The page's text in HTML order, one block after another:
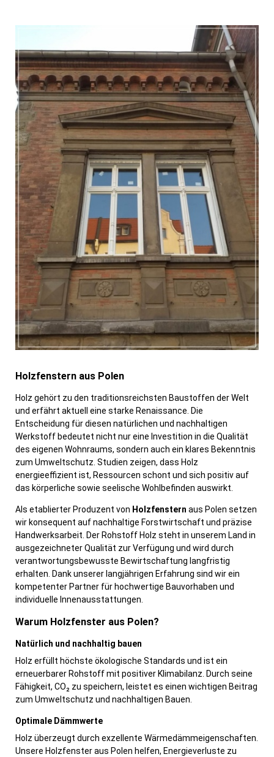
Holzfenstern aus Polen
Holz gehört zu den traditionsreichsten Baustoffen der Welt
und erfährt aktuell eine starke Renaissance. Die
Entscheidung für diesen natürlichen und nachhaltigen
Werkstoff bedeutet nicht nur eine Investition in die Qualität
des eigenen Wohnraums, sondern auch ein klares Bekenntnis
zum Umweltschutz. Studien zeigen, dass Holz
energieeffizient ist, Ressourcen schont und sich positiv auf
das körperliche sowie seelische Wohlbefinden auswirkt.
Als etablierter Produzent von Holzfenstern aus Polen setzen
wir konsequent auf nachhaltige Forstwirtschaft und präzise
Handwerksarbeit. Der Rohstoff Holz steht in unserem Land in
ausgezeichneter Qualität zur Verfügung und wird durch
verantwortungsbewusste Bewirtschaftung langfristig
erhalten. Dank unserer langjährigen Erfahrung sind wir ein
kompetenter Partner für hochwertige Bauvorhaben und
individuelle Innenausstattungen.
Warum Holzfenster aus Polen?
Natürlich und nachhaltig bauen
Holz erfüllt höchste ökologische Standards und ist ein
erneuerbarer Rohstoff mit positiver Klimabilanz. Durch seine
Fähigkeit, CO₂ zu speichern, leistet es einen wichtigen Beitrag
zum Umweltschutz und nachhaltigen Bauen.
Optimale Dämmwerte
Holz überzeugt durch exzellente Wärmedämmeigenschaften.
Unsere Holzfenster aus Polen helfen, Energieverluste zu